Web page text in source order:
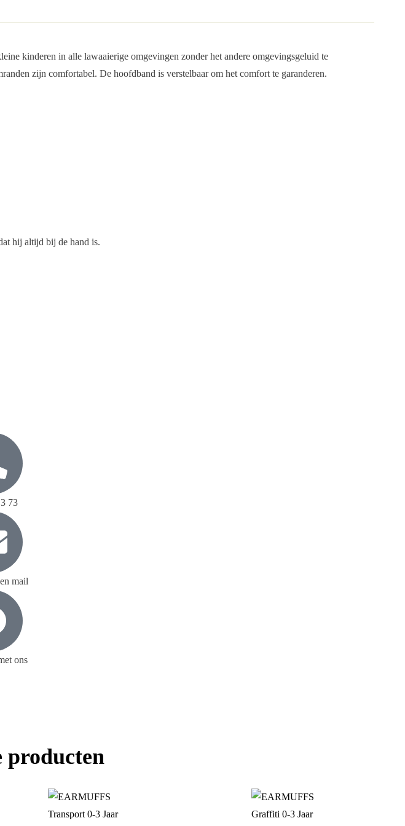
kinderen in alle lawaaierige omgevingen zonder het andere omgevingsgeluid te
zijn comfortabel. De hoofdband is verstelbaar om het comfort te garanderen.
hij altijd bij de hand is.
73
mail
ons
producten